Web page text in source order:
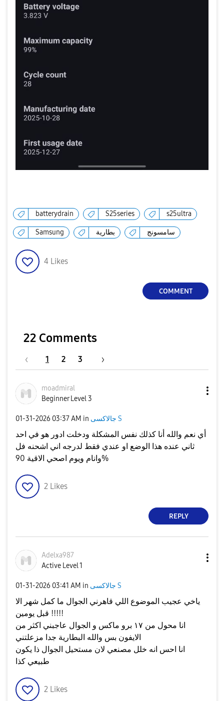
batterydrain S25series s25ultra
Samsung بطارية سامسونج
4 Likes
COMMENT
22 Comments
1 2 3
moadmiral
Beginner Level 3
‎01-31-2026 03:37 AM in جالاكسى S
أي نعم والله أنا كذلك نفس المشكلة ودخلت ادور هو في احد
ثاني عنده هذا الوضع او عندي فقط لدرجه اني اشحنه فل
وانام ويوم اصحي الاقية 90%
2 Likes
REPLY
Adelxa987
Active Level 1
‎01-31-2026 03:41 AM in جالاكسى S
ياخي عجيب الموضوع اللي قاهرني الجوال ما كمل شهر الا
قبل يومين !!!!!
انا محول من ١٧ برو ماكس و الجوال عاجبني اكثر من
الايفون بس والله البطارية جدا مزعلتني
انا احس انه خلل مصنعي لان مستحيل الجوال ذا يكون
طبيعي كذا
2 Likes